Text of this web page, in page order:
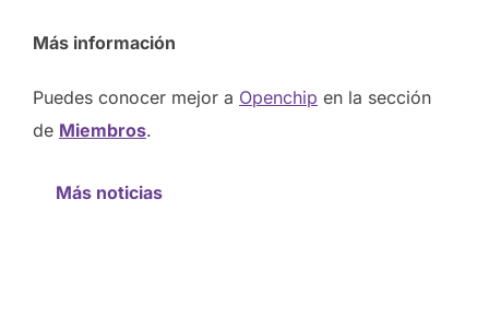
Más información
Puedes conocer mejor a Openchip en la sección
de Miembros.
Más noticias